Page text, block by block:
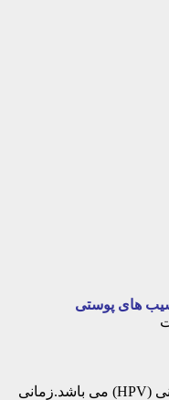
های پوستی
عامل ایجاد زگیل، ویروس پاپیلوم انسانی (HPV) می باشد.زمانی